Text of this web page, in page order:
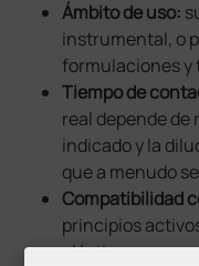
Ámbito de uso:
instrumental, o
formulaciones
Tiempo de
real depende
indicado y la
que a menudo
Compatibilidad
principios
plásticos o